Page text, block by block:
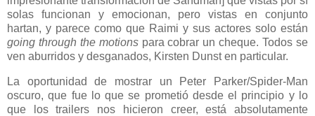
solas funcionan y emocionan, pero vistas en conjunto
hartan, y parece como que Raimi y sus actores solo están
going through the motionspara cobrar un cheque. Todos se
ven aburridos y desganados, Kirsten Dunst en particular.
La oportunidad de mostrar un Peter Parker/Spider-Man
oscuro, que fue lo que se prometió desde el principio y lo
que los trailers nos hicieron creer, está absolutamente